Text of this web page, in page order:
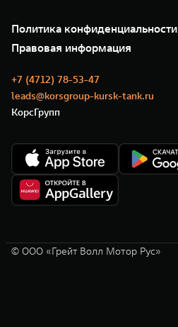
Сервис
Нулевое ТО
Моторные масла
35 лет GWM
GWM ТЕХ ДЕНЬ
Новости
Политика конфиденциальности
Правовая информация
+7 (4712) 78-53-47
leads@korsgroup-kursk-tank.ru
КорсГрупп
© ООО «Грейт Волл Мотор Рус»